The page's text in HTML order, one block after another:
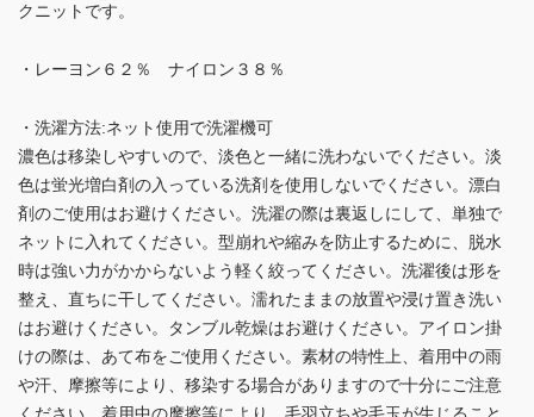
クニットです。
・レーヨン６２％ ナイロン３８％
・洗濯方法:ネット使用で洗濯機可
濃色は移染しやすいので、淡色と一緒に洗わないでください。淡
色は蛍光増白剤の入っている洗剤を使用しないでください。漂白
剤のご使用はお避けください。洗濯の際は裏返しにして、単独で
ネットに入れてください。型崩れや縮みを防止するために、脱水
時は強い力がかからないよう軽く絞ってください。洗濯後は形を
整え、直ちに干してください。濡れたままの放置や浸け置き洗い
はお避けください。タンブル乾燥はお避けください。アイロン掛
けの際は、あて布をご使用ください。素材の特性上、着用中の雨
や汗、摩擦等により、移染する場合がありますので十分にご注意